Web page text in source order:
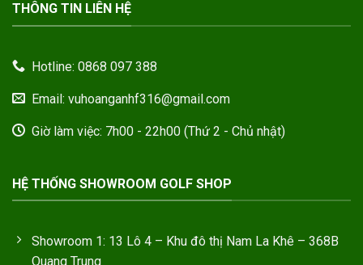
THÔNG TIN LIÊN HỆ
Hotline: 0868 097 388
Email: vuhoanganhf316@gmail.com
Giờ làm việc: 7h00 - 22h00 (Thứ 2 - Chủ nhật)
HỆ THỐNG SHOWROOM GOLF SHOP
Showroom 1: 13 Lô 4 – Khu đô thị Nam La Khê – 368B
Quang Trung